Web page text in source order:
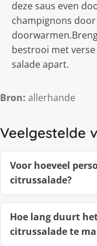
deze saus even
champignons
bestrooi met
salade apart.
Bron: allerhande
Veelgestelde
Voor hoeveel
citrussalade?
Hoe lang duurt
citrussalade te